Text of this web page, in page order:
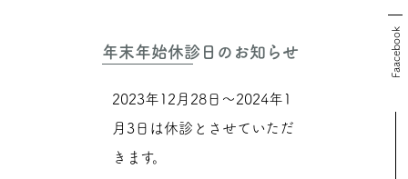
年末年始休診日のお知らせ
2023年12月28日〜2024年1
月3日は休診とさせていただ
きます。
Faacebook